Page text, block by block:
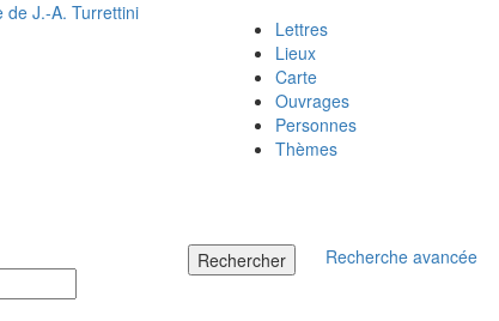
deJ.-A. Turrettini
Lettres
Lieux
Carte
Ouvrages
Personnes
Thèmes
Rechercher Recherche avancée